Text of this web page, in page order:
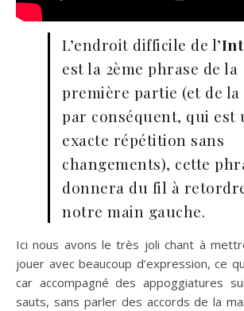
L’endroit difficile de l’
est la 2ème phrase de la
première partie (et de
par conséquent, qui est
exacte répétition sans
changements), cette
donnera du fil à
notre main gauche.
Ici nous avons le très joli chant à
jouer avec beaucoup d’expression, ce
car accompagné des appoggiatures
sauts, sans parler des accords de la